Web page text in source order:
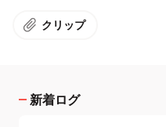
クリップ
新着ログ